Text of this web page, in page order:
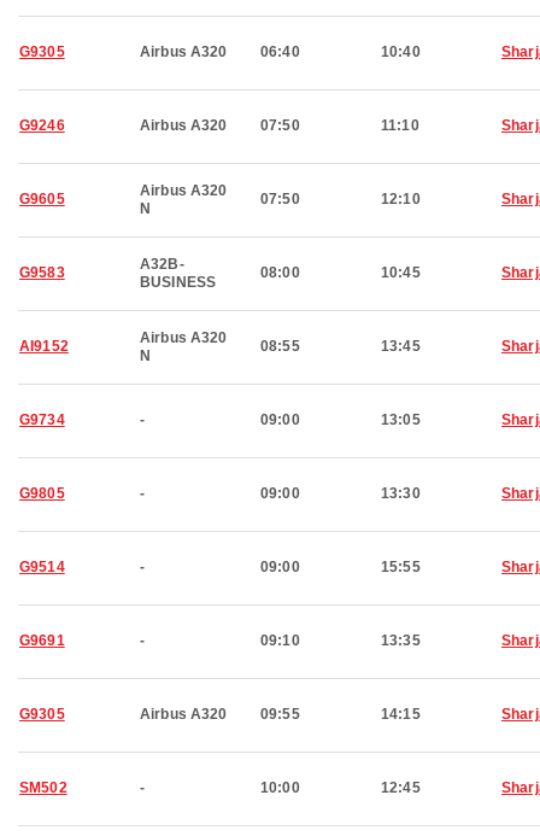
G9305 Airbus A320 06:40 10:40
G9246 Airbus A320 07:50 11:10
G9605
Airbus A320
N
07:50 12:10
G9583
A32B-
BUSINESS
08:00 10:45
AI9152
Airbus A320
N
08:55 13:45
G9734 - 09:00 13:05
G9805 - 09:00 13:30
G9514 - 09:00 15:55
G9691 - 09:10 13:35
G9305 Airbus A320 09:55 14:15
SM502 - 10:00 12:45